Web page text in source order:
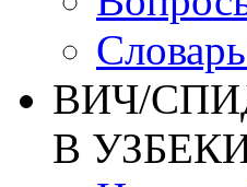
ВИЧ/
В